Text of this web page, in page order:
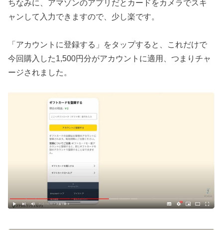
ちなみに、アマゾンのアプリだとカードをカメラでスキ
ャンして入力できますので、少し楽です。
「アカウントに登録する」をタップすると、これだけで
今回購入した1,500円分がアカウントに適用、つまりチャ
ージされました。